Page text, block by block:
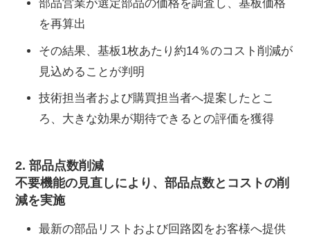
部品営業が選定部品の価格を調査し、基板価格
を再算出
その結果、基板1枚あたり約14％のコスト削減が
見込めることが判明
技術担当者および購買担当者へ提案したとこ
ろ、大きな効果が期待できるとの評価を獲得
2. 部品点数削減
不要機能の見直しにより、部品点数とコストの削
減を実施
最新の部品リストおよび回路図をお客様へ提供